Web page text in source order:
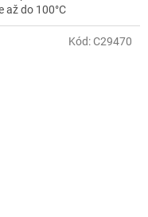
až do 100°C
Kód:C29470